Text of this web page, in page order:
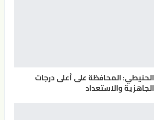
الحنيطي: المحافظة على أعلى درجات
الجاهزية والاستعداد